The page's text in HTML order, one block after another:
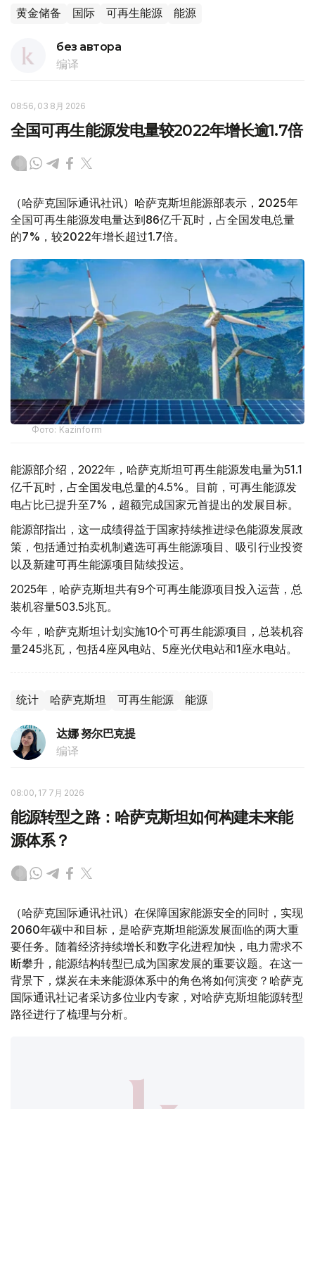
黄金储备 国际 可再生能源 能源
без автора
编译
08:56, 03 8月 2026
全国可再生能源发电量较2022年增长逾1.7倍
（哈萨克国际通讯社讯）哈萨克斯坦能源部表示，2025年
全国可再生能源发电量达到86亿千瓦时，占全国发电总量
的7%，较2022年增长超过1.7倍。
Фото: Kazinform
能源部介绍，2022年，哈萨克斯坦可再生能源发电量为51.1
亿千瓦时，占全国发电总量的4.5%。目前，可再生能源发
电占比已提升至7%，超额完成国家元首提出的发展目标。
能源部指出，这一成绩得益于国家持续推进绿色能源发展政
策，包括通过拍卖机制遴选可再生能源项目、吸引行业投资
以及新建可再生能源项目陆续投运。
2025年，哈萨克斯坦共有9个可再生能源项目投入运营，总
装机容量503.5兆瓦。
今年，哈萨克斯坦计划实施10个可再生能源项目，总装机容
量245兆瓦，包括4座风电站、5座光伏电站和1座水电站。
统计 哈萨克斯坦 可再生能源 能源
达娜 努尔巴克提
编译
08:00, 17 7月 2026
能源转型之路：哈萨克斯坦如何构建未来能
源体系？
（哈萨克国际通讯社讯）在保障国家能源安全的同时，实现
2060年碳中和目标，是哈萨克斯坦能源发展面临的两大重
要任务。随着经济持续增长和数字化进程加快，电力需求不
断攀升，能源结构转型已成为国家发展的重要议题。在这一
背景下，煤炭在未来能源体系中的角色将如何演变？哈萨克
国际通讯社记者采访多位业内专家，对哈萨克斯坦能源转型
路径进行了梳理与分析。